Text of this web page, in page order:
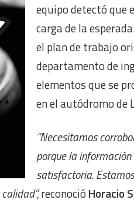
equipo detectó que
carga de la
el plan de trabajo
departamento de
elementos que se
en el autódromo de
“Necesitamos
porque la
satisfactoria.
reconoció Horacio